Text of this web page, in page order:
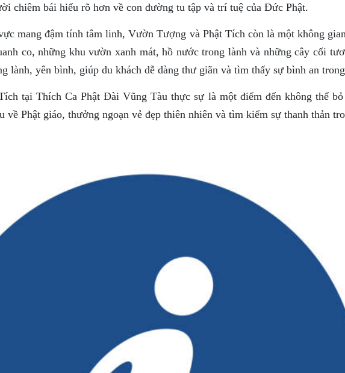
chiêm bái hiểu rõ hơn về con đường tu tập và trí tuệ của Đức Phật.
mang đậm tính tâm linh, Vườn Tượng và Phật Tích còn là một không
co, những khu vườn xanh mát, hồ nước trong lành và những cây cối
lành, yên bình, giúp du khách dễ dàng thư giãn và tìm thấy sự bình an
tại Thích Ca Phật Đài Vũng Tàu thực sự là một điểm đến không thể
về Phật giáo, thưởng ngoạn vẻ đẹp thiên nhiên và tìm kiếm sự thanh thản